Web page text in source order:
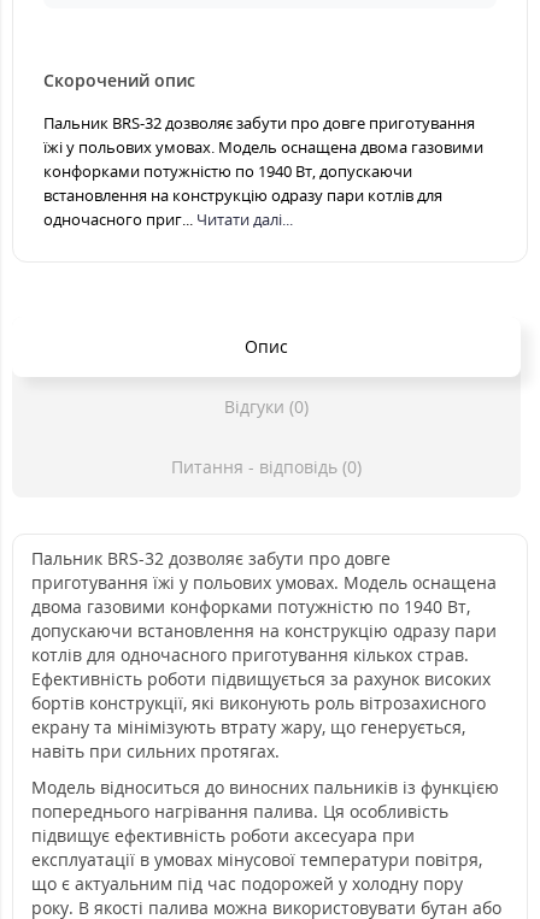
Скорочений опис
Пальник BRS-32 дозволяє забути про довге приготування
їжі у польових умовах. Модель оснащена двома газовими
конфорками потужністю по 1940 Вт, допускаючи
встановлення на конструкцію одразу пари котлів для
одночасного приг... Читати далі...
Опис
Відгуки (0)
Питання - відповідь (0)
Пальник BRS-32 дозволяє забути про довге
приготування їжі у польових умовах. Модель оснащена
двома газовими конфорками потужністю по 1940 Вт,
допускаючи встановлення на конструкцію одразу пари
котлів для одночасного приготування кількох страв.
Ефективність роботи підвищується за рахунок високих
бортів конструкції, які виконують роль вітрозахисного
екрану та мінімізують втрату жару, що генерується,
навіть при сильних протягах.
Модель відноситься до виносних пальників із функцією
попереднього нагрівання палива. Ця особливість
підвищує ефективність роботи аксесуара при
експлуатації в умовах мінусової температури повітря,
що є актуальним під час подорожей у холодну пору
року. В якості палива можна використовувати бутан або